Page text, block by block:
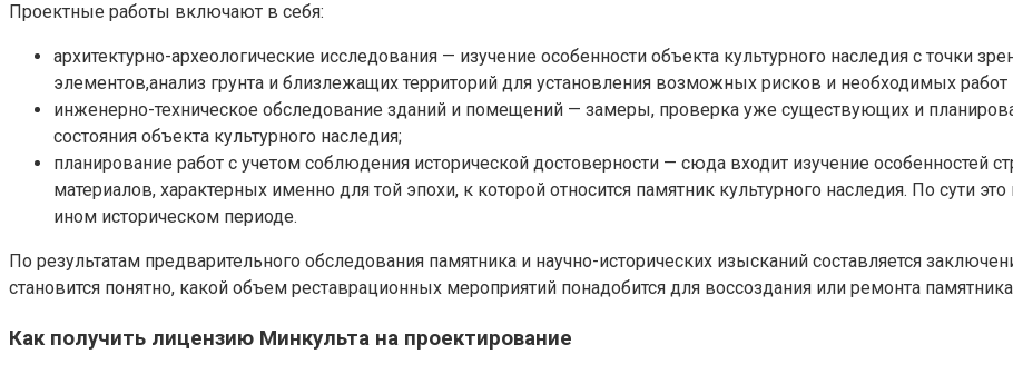
Проектные работы включают в себя:
архитектурно-археологические исследования — изучение особенности объекта культурного наследия с точки
элементов,анализ грунта и близлежащих территорий для установления возможных рисков и необходимых
инженерно-техническое обследование зданий и помещений — замеры, проверка уже существующих и
состояния объекта культурного наследия;
планирование работ с учетом соблюдения исторической достоверности — сюда входит изучение особенностей
материалов, характерных именно для той эпохи, к которой относится памятник культурного наследия. По сути
ином историческом периоде.
По результатам предварительного обследования памятника и научно-исторических изысканий составляется
становится понятно, какой объем реставрационных мероприятий понадобится для воссоздания или ремонта
Как получить лицензию Минкульта на проектирование